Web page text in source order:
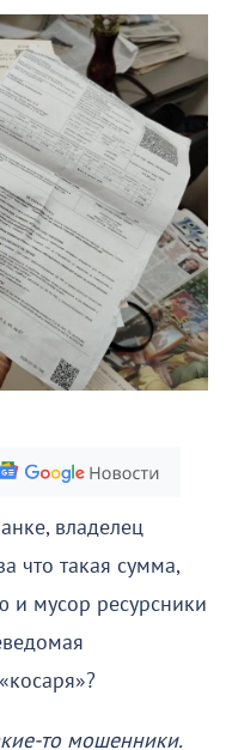
владелец
что такая сумма,
и мусор ресурсники
то мошенники.